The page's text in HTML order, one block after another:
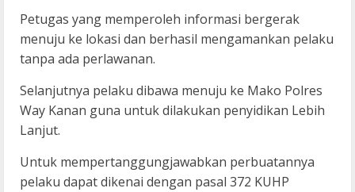
Petugas yang memperoleh informasi bergerak
menuju ke lokasi dan berhasil mengamankan pelaku
tanpa ada perlawanan.
Selanjutnya pelaku dibawa menuju ke Mako Polres
Way Kanan guna untuk dilakukan penyidikan Lebih
Lanjut.
Untuk mempertanggungjawabkan perbuatannya
pelaku dapat dikenai dengan pasal 372 KUHP